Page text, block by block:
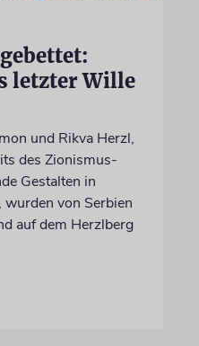
letzter Wille
und Rikva Herzl,
des Zionismus-
Gestalten in
wurden von Serbien
auf dem Herzlberg